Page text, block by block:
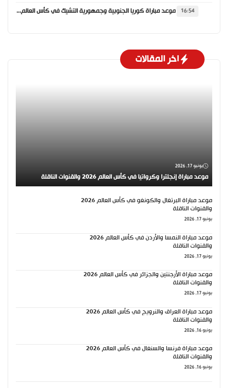
16:54 موعد مباراة كوريا الجنوبية وجمهورية التشيك في كأس العالم 2026 والقنوات الناقلة
اخر المقالات
يونيو 17, 2026
موعد مباراة إنجلترا وكرواتيا في كأس العالم 2026 والقنوات الناقلة
موعد مباراة البرتغال والكونغو في كأس العالم 2026
والقنوات الناقلة
يونيو 17, 2026
موعد مباراة النمسا والأردن في كأس العالم 2026
والقنوات الناقلة
يونيو 17, 2026
موعد مباراة الأرجنتين والجزائر في كأس العالم 2026
والقنوات الناقلة
يونيو 17, 2026
موعد مباراة العراق والنرويج في كأس العالم 2026
والقنوات الناقلة
يونيو 16, 2026
موعد مباراة فرنسا والسنغال في كأس العالم 2026
والقنوات الناقلة
يونيو 16, 2026